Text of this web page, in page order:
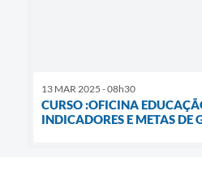
13 MAR 2025 - 08h30
CURSO :OFICINA
INDICADORES E METAS DE